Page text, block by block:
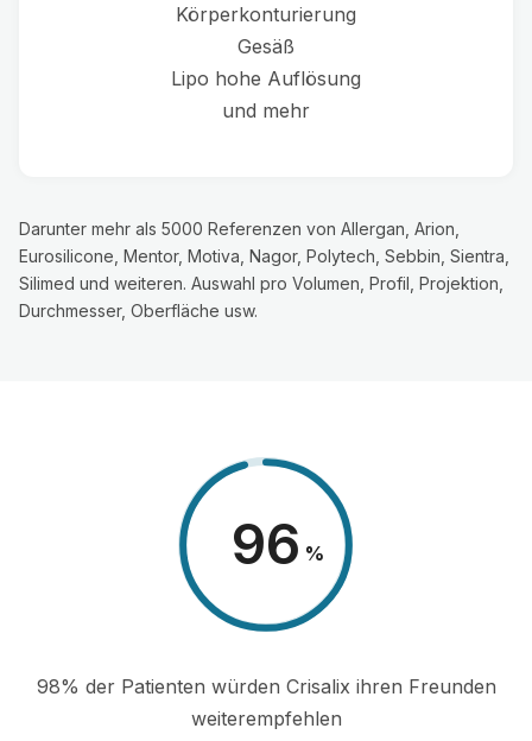
Körperkonturierung
Gesäß
Lipo hohe Auflösung
und mehr
Darunter mehr als 5000 Referenzen von Allergan, Arion,
Eurosilicone, Mentor, Motiva, Nagor, Polytech, Sebbin, Sientra,
Silimed und weiteren. Auswahl pro Volumen, Profil, Projektion,
Durchmesser, Oberfläche usw.
98 %
98% der Patienten würden Crisalix ihren Freunden
weiterempfehlen